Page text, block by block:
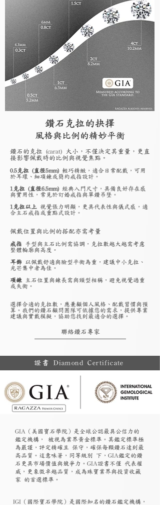
鑽石克拉的抉擇
風格與比例的精妙平衡
鑽石的克拉 (carat) 大小，不僅決定其重量，更直
接影響佩戴時的比例與視覺焦點。
0.5克拉 (直徑5mm) 輕巧精緻，適合日常配戴，可用
於耳環、細項鍊或簡約戒指設計。
1克拉 (直徑6.5mm) 經典入門尺寸，具備良好存在感
與實用性，常見於訂婚戒指與單鑽吊墜。
1克拉以上 視覺張力明顯，更具代表性與儀式感，適
合主石戒指或重點式設計。
佩戴位置與比例的搭配亦需考量
戒指 手型與主石比例需協調，克拉數越大越需考慮
整體輪廓與高度。
耳飾 以佩戴舒適與臉型平衡為重，建議中小克拉、
光芒集中者為佳。
項鍊 主石位置與鍊長需與頸型相稱，避免視覺過重
或失衡。
選擇合適的克拉數，應兼顧個人風格、配戴習慣與預
算。我們的鑽石顧問團隊可依據您的需求，提供專業
建議與實戴模擬，協助您找到最適合的選擇。
聯絡鑽石專家
證書 Diamond Certificate
GIA（美國寶石學院）是全球公認最具公信力的
鑑定機構， 被視為業界黃金標準。其鑑定標準極
為嚴謹，評定精確且 保守，確保每顆鑽石達到最
高品質。這意味著，同等級別 下，GIA鑑定的鑽
石更具市場價值與競爭力。GIA證書不僅 代表權
威，更象徵卓越品質，成為珠寶業界與投資收藏
家 的首選標準。
​IGI（國際寶石學院）是國際知名的鑽石鑑定機構，